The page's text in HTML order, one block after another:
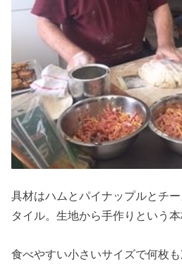
具材はハムとパイナップルとチ
タイル。生地から手作りという本
食べやすい小さいサイズで何枚